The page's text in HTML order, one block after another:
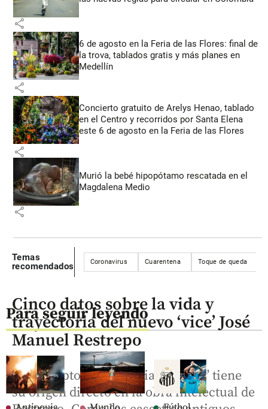
share
6 de agosto en la Feria de las Flores: final de
la trova, tablados gratis y más planes en
Medellín
share
Concierto gratuito de Arelys Henao, tablado
en el Centro y recorridos por Santa Elena
este 6 de agosto en la Feria de las Flores
share
Murió la bebé hipopótamo rescatada en el
Magdalena Medio
share
Temas
recomendados
Coronavirus Cuarentena Toque de queda
Para seguir leyendo
Cinco datos sobre la vida y
trayectoria del nuevo ‘vice’ José
Manuel Restrepo
El concepto de la “Patria Milagro” tiene
su origen directo en la obra intelectual de